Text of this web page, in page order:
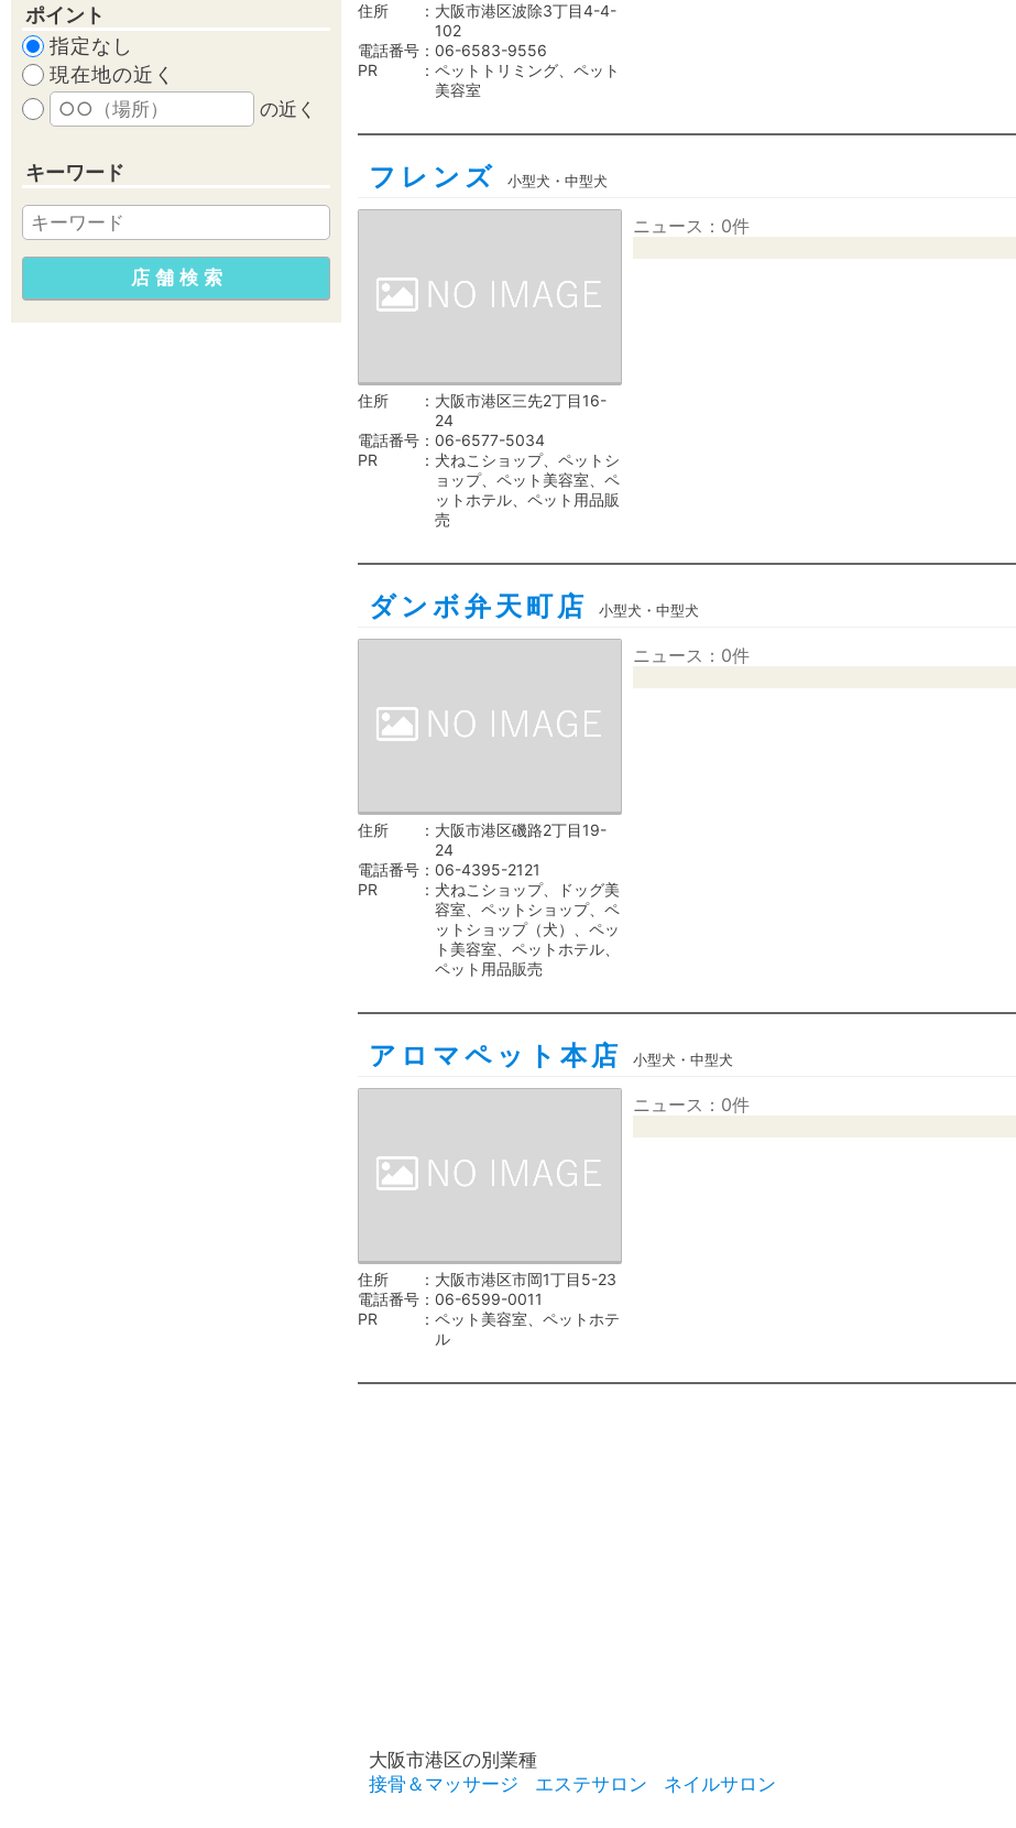
ポイント
指定なし
現在地の近く
の近く
キーワード
住所
大阪市港区波除3丁目4-4-
102
電話番号
06-6583-9556
PR
ペットトリミング、ペット
美容室
フレンズ 小型犬・中型犬
住所
大阪市港区三先2丁目16-
24
電話番号
06-6577-5034
PR
犬ねこショップ、ペットシ
ョップ、ペット美容室、ペ
ットホテル、ペット用品販
売
ニュース：0件
ダンボ弁天町店 小型犬・中型犬
住所
大阪市港区磯路2丁目19-
24
電話番号
06-4395-2121
PR
犬ねこショップ、ドッグ美
容室、ペットショップ、ペ
ットショップ（犬）、ペッ
ト美容室、ペットホテル、
ペット用品販売
ニュース：0件
アロマペット本店 小型犬・中型犬
住所
大阪市港区市岡1丁目5-23
電話番号
06-6599-0011
PR
ペット美容室、ペットホテ
ル
ニュース：0件
大阪市港区の別業種
接骨＆マッサージ
エステサロン ネイルサロン